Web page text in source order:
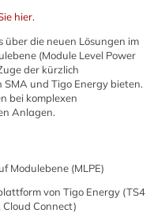
hier.
über die neuen Lösungen im
(Module Level Power
der kürzlich
SMA und Tigo Energy bieten.
bei komplexen
Anlagen.
Modulebene (MLPE)
von Tigo Energy (TS4
Cloud Connect)